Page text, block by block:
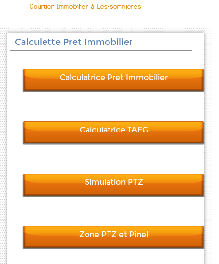
Courtier Immobilier à Les-sorinieres
Calculette Pret Immobilier
Calculatrice Pret Immobilier
Calculatrice TAEG
Simulation PTZ
Zone PTZ et Pinel